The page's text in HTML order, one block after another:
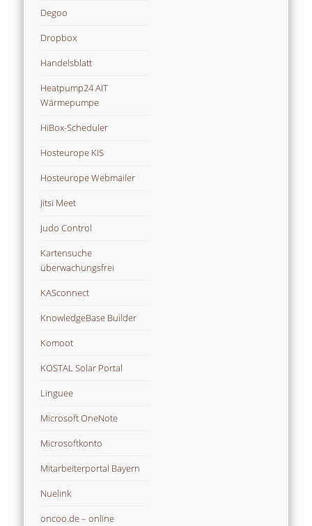
Degoo
Dropbox
Handelsblatt
Heatpump24 AIT
Wärmepumpe
HiBox-Scheduler
Hosteurope KIS
Hosteurope Webmailer
Jitsi Meet
Judo Control
Kartensuche
überwachungsfrei
KASconnect
KnowledgeBase Builder
Komoot
KOSTAL Solar Portal
Linguee
Microsoft OneNote
Microsoftkonto
Mitarbeiterportal Bayern
Nuelink
oncoo.de – online